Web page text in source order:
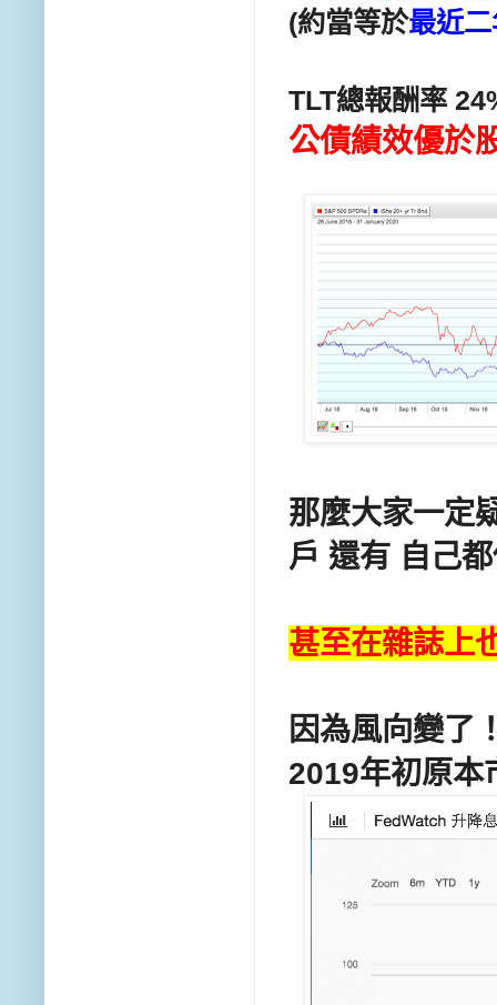
(約當等於最近
TLT總報酬率
公債績效優於
那麼大家一定
戶 還有 自己
甚至在雜誌上
因為風向變了
2019年初原本